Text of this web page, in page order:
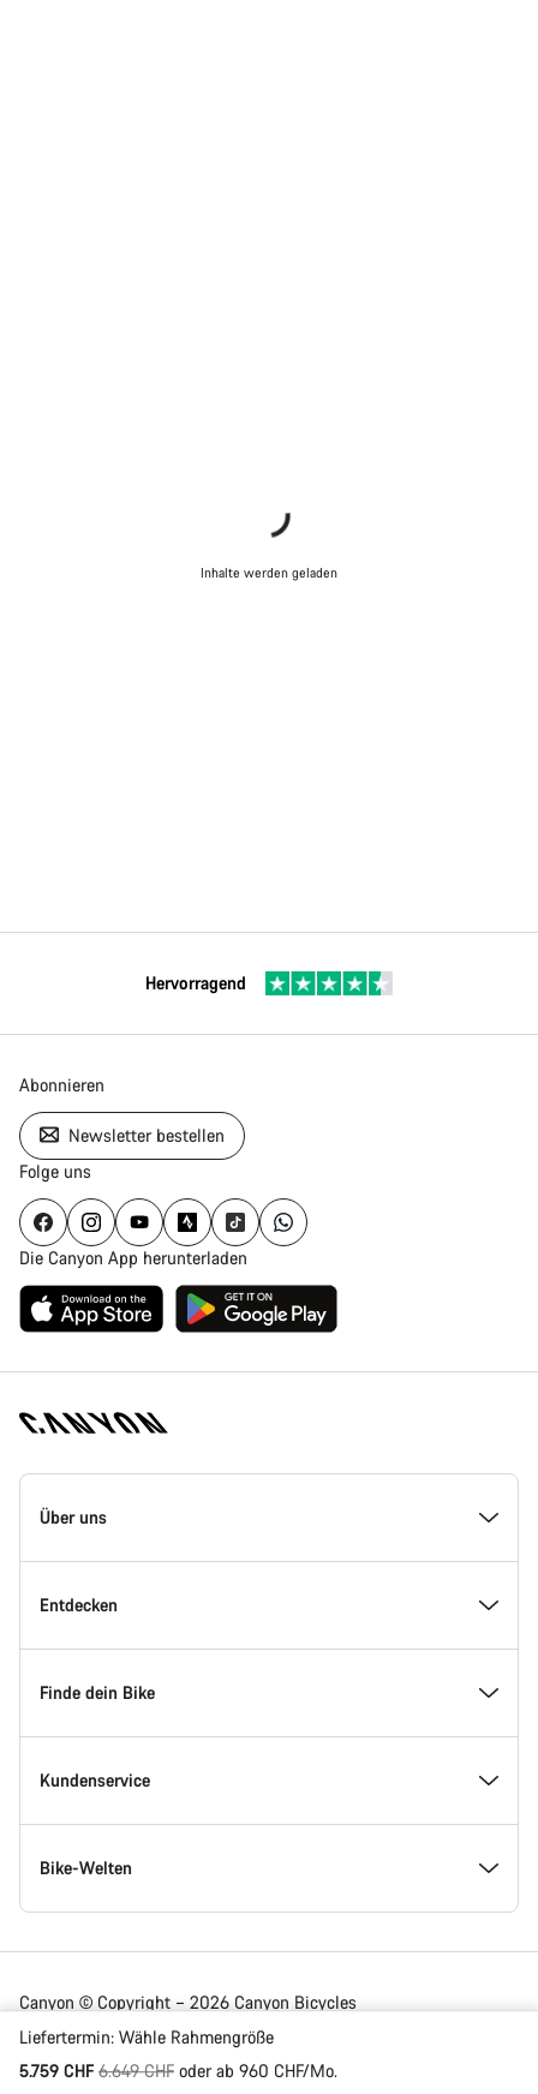
Liefertermin: Wähle Rahmengröße
5.759 CHFUrsprungspreis
6.649 CHF oder ab 960 CHF/Mo.
Inhalte werden geladen
Hervorragend
Abonnieren
Newsletter bestellen
Folge uns
Die Canyon App herunterladen
Canyon
Homepage
Über uns
Inside Canyon
Innovation bei Canyon
Canyon Factory Racing
Auszeichnungen
Jobs
Canyon Newsroom
Entdecken
Events
Canyon Standorte finden
Teams, Athleten & Fahrer
News & Storys
Tipps & Ratschläge
Finde dein Bike
Modellfinder
Verfügbare Bikes
Finde deine Canyon Größe
Bikevergleich
Kundenservice
Service Center
Service-Standorte
Versand
Bike-Welten
Rennräder
Gravel Bikes
Canyon © Copyright – 2026 Canyon Bicycles
GmbH – All Rights Reserved